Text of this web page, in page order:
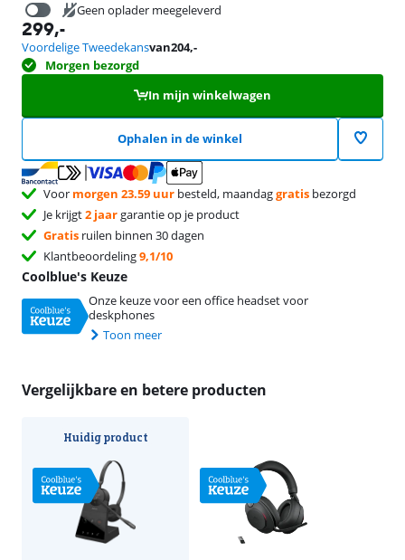
Geen oplader meegeleverd
299,-
Voordelige Tweedekansvan204,-
Morgen bezorgd
In mijn winkelwagen
Ophalen in de winkel
Voor morgen 23.59 uur besteld, maandaggratis bezorgd
Je krijgt2 jaargarantie op je product
Gratis ruilen binnen 30 dagen
Klantbeoordeling9,1/10
Coolblue's Keuze
Onze keuze voor een office headset voor
deskphones
Toon meer
Vergelijkbare en betere producten
Huidig product